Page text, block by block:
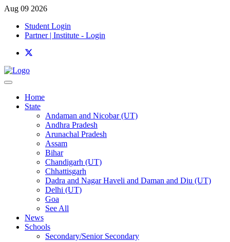
Aug 09 2026
Student Login
Partner | Institute - Login
Home
State
Andaman and Nicobar (UT)
Andhra Pradesh
Arunachal Pradesh
Assam
Bihar
Chandigarh (UT)
Chhattisgarh
Dadra and Nagar Haveli and Daman and Diu (UT)
Delhi (UT)
Goa
See All
News
Schools
Secondary/Senior Secondary